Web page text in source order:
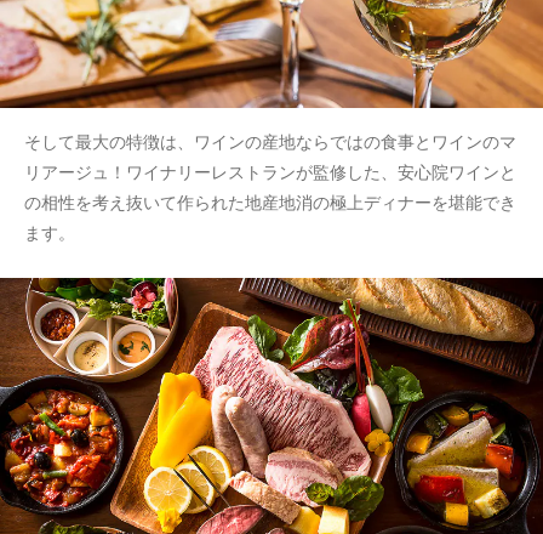
そして最大の特徴は、ワインの産地ならではの食事とワインのマ
リアージュ！ワイナリーレストランが監修した、安心院ワインと
の相性を考え抜いて作られた地産地消の極上ディナーを堪能でき
ます。